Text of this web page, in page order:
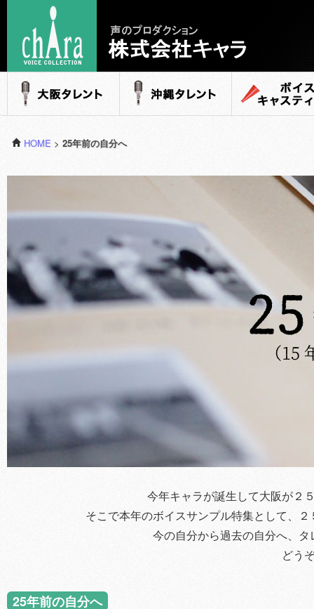
声のプロダクション - 株式会社キャラ
大阪タレント
HOME > 25年前の自分へ
今年キャラが誕生して大阪が２
そこで本年のボイスサンプル特集として、
今の自分から過去の自分へ、
どう
25年前の自分へ